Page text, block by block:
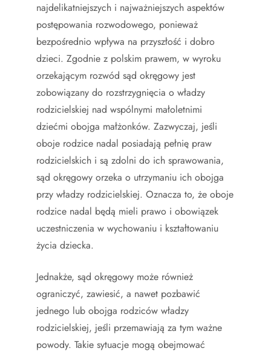
najdelikatniejszych i najważniejszych aspektów
postępowania rozwodowego, ponieważ
bezpośrednio wpływa na przyszłość i dobro
dzieci. Zgodnie z polskim prawem, w wyroku
orzekającym rozwód sąd okręgowy jest
zobowiązany do rozstrzygnięcia o władzy
rodzicielskiej nad wspólnymi małoletnimi
dziećmi obojga małżonków. Zazwyczaj, jeśli
oboje rodzice nadal posiadają pełnię praw
rodzicielskich i są zdolni do ich sprawowania,
sąd okręgowy orzeka o utrzymaniu ich obojga
przy władzy rodzicielskiej. Oznacza to, że oboje
rodzice nadal będą mieli prawo i obowiązek
uczestniczenia w wychowaniu i kształtowaniu
życia dziecka.
Jednakże, sąd okręgowy może również
ograniczyć, zawiesić, a nawet pozbawić
jednego lub obojga rodziców władzy
rodzicielskiej, jeśli przemawiają za tym ważne
powody. Takie sytuacje mogą obejmować